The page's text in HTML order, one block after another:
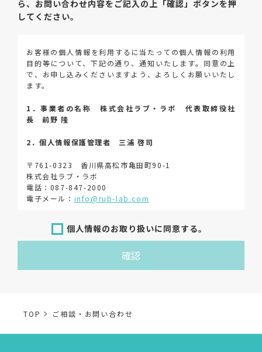
ら、 お問い合わせ内容をご記入の上「確認」ボタンを押
してください。
お客様の個人情報を利用するに当たっての個人情報の利用
目的等について、下記の通り、通知いたします。同意の上
で、お申し込みくださいますよう、よろしくお願いいたし
ます。
1．事業者の名称 株式会社ラブ・ラボ 代表取締役社
長 前野 隆
2．個人情報保護管理者 三浦 啓司
〒761-0323 香川県高松市亀田町90-1
株式会社ラブ・ラボ
電話：087-847-2000
電子メール： info@rub-lab.com
3．個人情報（保有個人データを含む）の利用目的
お客様の個人情報は、各種お問い合わせ対応のため、弊社
において正当な事業遂行の範囲内で利用いたします。
事業内容 個人情報の利用目的
個人情報のお取り扱いに同意する。
確認
TOP ご相談・お問い合わせ